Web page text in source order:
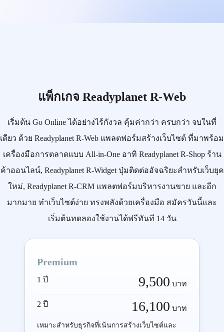
แพ็กเกจ Readyplanet R-Web
เริ่มต้น Go Onlineได้อย่างไร้กังวล คุ้มค่ากว่า ครบกว่า จบในที่
เดียว ด้วย Readyplanet R-Web แพลตฟอร์มสร้างเว็บไซต์ ที่มาพร้อม
เครื่องมือการตลาดแบบ All-in-Oneอาทิ Readyplanet R-Shopร้าน
ค้าออนไลน์, Readyplanet R-Widgetปุ่มติดต่ออัจฉริยะสำหรับเว็บยุค
ใหม่, Readyplanet R-CRMแพลตฟอร์มบริหารงานขาย และอีก
มากมาย ทำเว็บไซต์ง่าย ทรงพลังด้วยเครื่องมือ สมัครวันนี้และ
เริ่มต้นทดลองใช้งานได้ฟรีทันที 14 วัน
Premium
1 ปี 9,500 บาท
2 ปี 16,100 บาท
เหมาะสำหรับธุรกิจที่เน้นการสร้างเว็บไซต์และ